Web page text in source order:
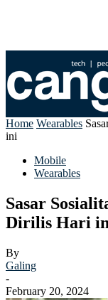
Home Wearables
ini
Mobile
Wearables
Sasar
Dirilis Hari
By
Galing
-
February 20, 2024